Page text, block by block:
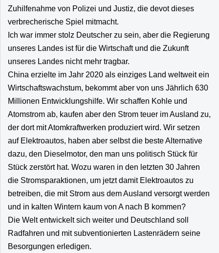
Zuhilfenahme von Polizei und Justiz, die devot dieses
verbrecherische Spiel mitmacht.
Ich war immer stolz Deutscher zu sein, aber die Regierung
unseres Landes ist für die Wirtschaft und die Zukunft
unseres Landes nicht mehr tragbar.
China erzielte im Jahr 2020 als einziges Land weltweit ein
Wirtschaftswachstum, bekommt aber von uns Jährlich 630
Millionen Entwicklungshilfe. Wir schaffen Kohle und
Atomstrom ab, kaufen aber den Strom teuer im Ausland zu,
der dort mit Atomkraftwerken produziert wird. Wir setzen
auf Elektroautos, haben aber selbst die beste Alternative
dazu, den Dieselmotor, den man uns politisch Stück für
Stück zerstört hat. Wozu waren in den letzten 30 Jahren
die Stromsparaktionen, um jetzt damit Elektroautos zu
betreiben, die mit Strom aus dem Ausland versorgt werden
und in kalten Wintern kaum von A nach B kommen?
Die Welt entwickelt sich weiter und Deutschland soll
Radfahren und mit subventionierten Lastenrädern seine
Besorgungen erledigen.